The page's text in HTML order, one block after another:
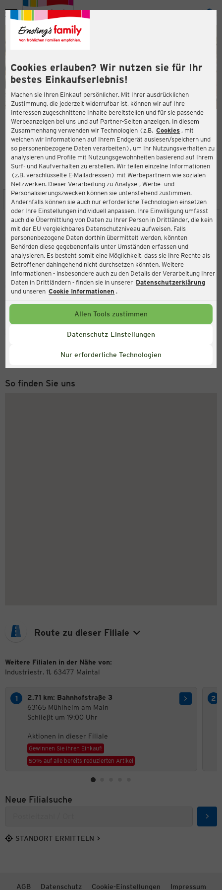
Cookies erlauben? Wir nutzen sie für Ihr
bestes Einkaufserlebnis!
Machen sie Ihren Einkauf persönlicher. Mit Ihrer ausdrücklichen
Zustimmung, die jederzeit widerrufbar ist, können wir auf Ihre
Interessen zugeschnittene Inhalte bereitstellen und für sie passende
Werbeanzeigen bei uns und auf Partner-Seiten anzeigen. In diesem
Zusammenhang verwenden wir Technologien (z.B. Cookies , mit
welchen wir Informationen auf Ihrem Endgerät auslesen/speichern und
so personenbezogene Daten verarbeiten), um Ihr Nutzungsverhalten zu
analysieren und Profile mit Nutzungsgewohnheiten basierend auf Ihrem
Surf- und Kaufverhalten zu erstellen. Wir teilen einzelne Informationen
(z.B. verschlüsselte E-Mailadressen) mit Werbepartnern wie sozialen
Netzwerken. Dieser Verarbeitung zu Analyse-, Werbe- und
Personalisierungszwecken können sie untenstehend zustimmen.
Andernfalls können sie auch nur erforderliche Technologien einsetzen
oder Ihre Einstellungen individuell anpassen. Ihre Einwilligung umfasst
auch die Übermittlung von Daten zu Ihrer Person in Drittländer, die kein
mit der EU vergleichbares Datenschutzniveau aufweisen. Falls
personenbezogene Daten dorthin übermittelt werden, könnten
Behörden diese gegebenenfalls unter Umständen erfassen und
analysieren. Es besteht somit eine Möglichkeit, dass sie Ihre Rechte als
Betroffener dahingehend nicht durchsetzen könnten. Weitere
Informationen - insbesondere auch zu den Details der Verarbeitung Ihrer
Daten in Drittländern - finden sie in unserer Datenschutzerklärung
und unseren Cookie Informationen .
Allen Tools zustimmen
Datenschutz-Einstellungen
Nur erforderliche Technologien
Menü
ERNSTING'S FAMILY FILIALE
Industriestr. 11
63477 Maintal
4,1
Bewertung:
STANDORT SERVICES SORTIMENT AKTIONEN
Ernsting's family
Industriestr. 11, 63477 Maintal
Aktuell:
Geöffnet
Service Hotline
Montag bis Freitag 8-18 Uhr
So finden Sie uns
Route zu dieser Filiale
Weitere Filialen in der Nähe von:
Industriestr. 11, 63477 Maintal
2.71 km: Bahnhofstraße 3
63165 Mühlheim am Main
Schließt um 19:00 Uhr
Aktionen in dieser Filiale
Gewinnen Sie Ihren Einkauf!
50% auf alle bereits reduzierten Artikel
Neue Filialsuche
STANDORT ERMITTELN
AGB Datenschutz Cookie-Einstellungen Impressum